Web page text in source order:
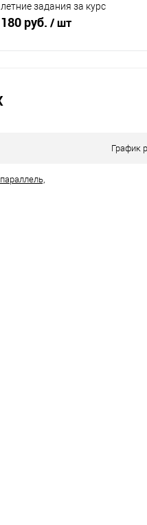
летние задания за курс
180 руб. / шт
График